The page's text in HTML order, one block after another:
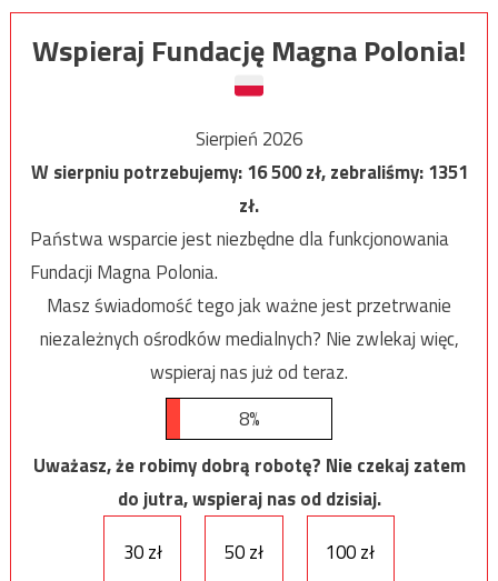
Wspieraj Fundację Magna Polonia!
Sierpień 2026
W sierpniu potrzebujemy:16 500zł, zebraliśmy:1351
zł.
Państwa wsparcie jest niezbędne dla funkcjonowania
Fundacji Magna Polonia.
Masz świadomość tego jak ważne jest przetrwanie
niezależnych ośrodków medialnych? Nie zwlekaj więc,
wspieraj nas już od teraz.
8%
Uważasz, że robimy dobrą robotę? Nie czekaj zatem
do jutra, wspieraj nas od dzisiaj.
30 zł
50 zł 100 zł